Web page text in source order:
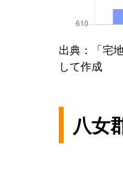
出典：「宅
して作成
八女